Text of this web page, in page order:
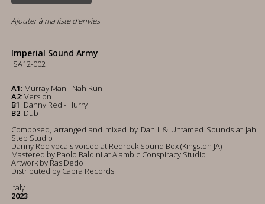
Ajouter à ma liste d'envies
Imperial Sound Army
ISA12-002
A1: Murray Man - Nah Run
A2: Version
B1: Danny Red - Hurry
B2: Dub
Composed, arranged and mixed by Dan I & Untamed Sounds at Jah
Step Studio
Danny Red vocals voiced at Redrock Sound Box (Kingston JA)
Mastered by Paolo Baldini at Alambic Conspiracy Studio
Artwork by Ras Dedo
Distributed by Capra Records
Italy
2023